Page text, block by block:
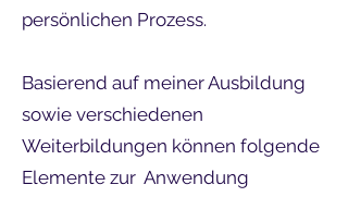
persönlichen Prozess.
Basierend auf meiner Ausbildung
sowie verschiedenen
Weiterbildungen können folgende
Elemente zur Anwendung